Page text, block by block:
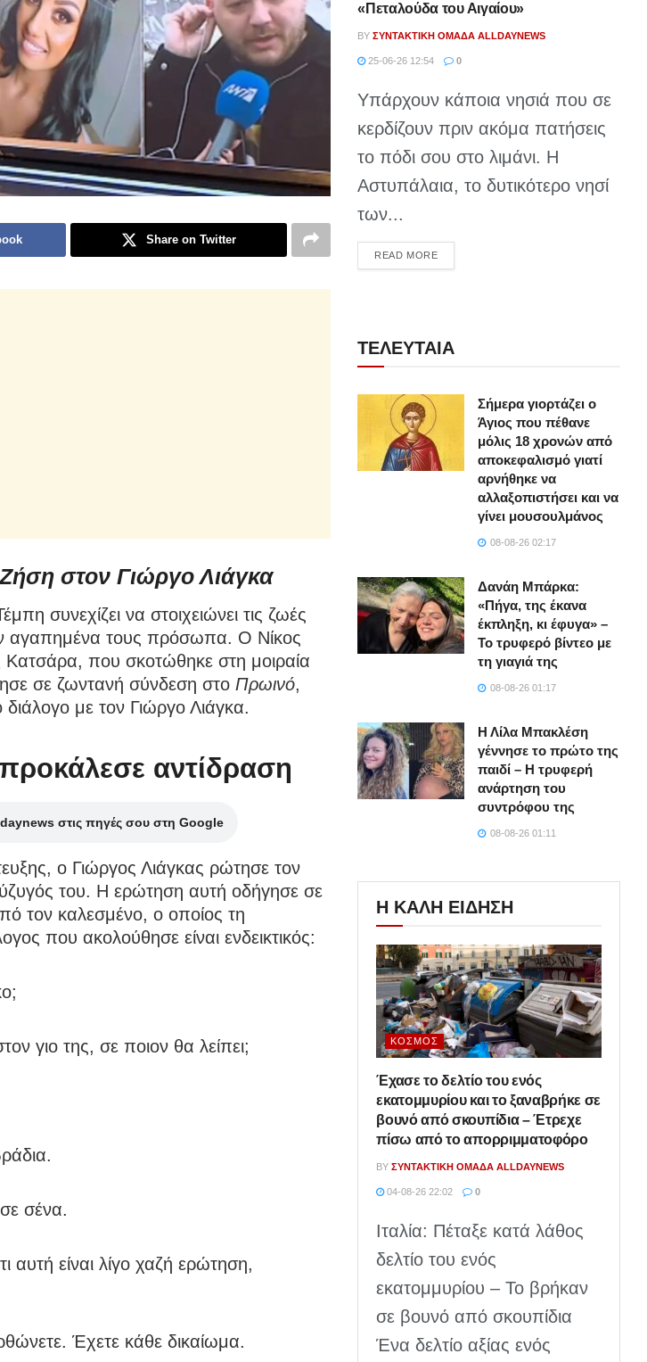
Share on Twitter
στον Γιώργο Λιάγκα
συνεχίζει να στοιχειώνει τις ζωές
τους πρόσωπα. Ο Νίκος
που σκοτώθηκε στη μοιραία
σε ζωντανή σύνδεση στο Πρωινό,
διάλογο με τον Γιώργο Λιάγκα.
αντίδραση
στις πηγές σου στη Google
ο Γιώργος Λιάγκας ρώτησε τον
του. Η ερώτηση αυτή οδήγησε σε
τον καλεσμένο, ο οποίος τη
που ακολούθησε είναι ενδεικτικός:
γιο της, σε ποιον θα λείπει;
σένα.
αυτή είναι λίγο χαζή ερώτηση,
Έχετε κάθε δικαίωμα.
«Πεταλούδα του Αιγαίου»
BY ΣΥΝΤΑΚΤΙΚΉ ΟΜΆΔΑ ALLDAYNEWS
25-06-26 12:54 0
Υπάρχουν κάποια νησιά που σε
κερδίζουν πριν ακόμα πατήσεις
το πόδι σου στο λιμάνι. Η
Αστυπάλαια, το δυτικότερο νησί
των...
READ MOREDETAILS
ΤΕΛΕΥΤΑΙΑ
Σήμερα γιορτάζει ο
Άγιος που πέθανε
μόλις 18 χρονών από
αποκεφαλισμό γιατί
αρνήθηκε να
αλλαξοπιστήσει και να
γίνει μουσουλμάνος
08-08-26 02:17
Δανάη Μπάρκα:
«Πήγα, της έκανα
έκπληξη, κι έφυγα» –
Το τρυφερό βίντεο με
τη γιαγιά της
08-08-26 01:17
Η Λίλα Μπακλέση
γέννησε το πρώτο της
παιδί – Η τρυφερή
ανάρτηση του
συντρόφου της
08-08-26 01:11
Η ΚΑΛΗ ΕΙΔΗΣΗ
ΚΌΣΜΟΣ
Έχασε το δελτίο του ενός
εκατομμυρίου και το ξαναβρήκε σε
βουνό από σκουπίδια – Έτρεχε
πίσω από το απορριμματοφόρο
BY ΣΥΝΤΑΚΤΙΚΉ ΟΜΆΔΑ ALLDAYNEWS
04-08-26 22:02 0
Ιταλία: Πέταξε κατά λάθος
δελτίο του ενός
εκατομμυρίου – Το βρήκαν
σε βουνό από σκουπίδια
Ένα δελτίο αξίας ενός